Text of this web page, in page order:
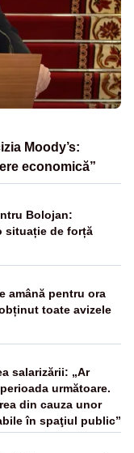
Moody’s:
economică”
Bolojan:
situație de forță
amână pentru ora
toate avizele
salarizării: „Ar
următoare.
din cauza unor
în spaţiul public”